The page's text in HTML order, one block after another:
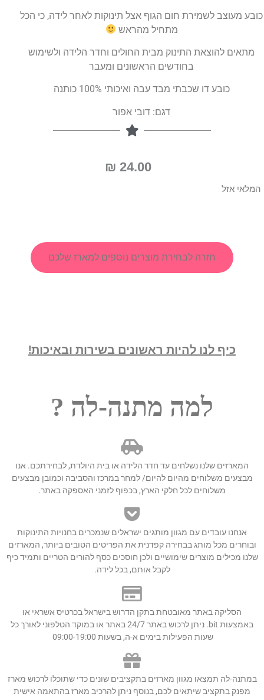
כובע מעוצב לשמירת חום הגוף אצל תינוקות לאחר לידה, כי הכל
מתחיל מהראש
מתאים להוצאת התינוק מבית החולים וחדר הלידה ולשימוש
בחודשים הראשונים ומעבר
כובע דו שכבתי מבד עבה ואיכותי 100% כותנה
דגם: דובי אפור
₪ 24.00
המלאי אזל
חזרה לבחירת מוצרים נוספים למארז שלכם
כיף לנו להיות ראשונים בשירות ובאיכות!
למה מתנה-לה ?
המארזים שלנו נשלחים עד חדר הלידה או בית היולדת, לבחירתכם. אנו
מבצעים משלוחים מהיום להיום/ למחר במרכז והסביבה וכמובן מבצעים
משלוחים לכל חלקי הארץ, בכפוף לזמני האספקה באתר.
אנחנו עובדים עם מגוון מותגים ישראלים שנמכרים בחנויות התינוקות
ובוחרים מכל מותג בבחירה קפדנית את הפריטים הטובים ביותר, המארזים
שלנו מכילים מוצרים שימושיים ולכן חוסכים כסף להורים הטריים ותמיד כיף
לקבל אותם, בכל לידה.
הסליקה באתר מאובטחת בתקן הדרוש בישראל בכרטיס אשראי או
באמצעות bit. ניתן לרכוש באתר 24/7 באתר או במוקד הטלפוני לאורך כל
שעות הפעילות בימים א-ה, בשעות 09:00-19:00
במתנה-לה תמצאו מגוון מארזים בתקציבים שונים כדי שתוכלו לרכוש מארז
מפנק בתקציב שיתאים לכם, בנוסף ניתן להרכיב מארז בהתאמה אישית